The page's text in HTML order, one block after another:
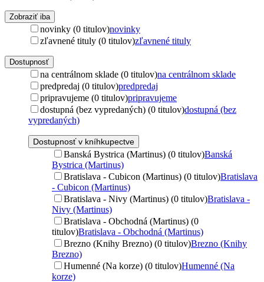
Zobraziť iba
novinky (0 titulov)novinky
zľavnené tituly (0 titulov)zľavnené tituly
Dostupnosť
na centrálnom sklade (0 titulov)na centrálnom sklade
predpredaj (0 titulov)predpredaj
pripravujeme (0 titulov)pripravujeme
dostupná (bez vypredaných) (0 titulov)dostupná (bez
vypredaných)
Dostupnosť v kníhkupectve
Banská Bystrica (Martinus) (0 titulov)Banská
Bystrica (Martinus)
Bratislava - Cubicon (Martinus) (0 titulov)Bratislava
- Cubicon (Martinus)
Bratislava - Nivy (Martinus) (0 titulov)Bratislava -
Nivy (Martinus)
Bratislava - Obchodná (Martinus) (0
titulov)Bratislava - Obchodná (Martinus)
Brezno (Knihy Brezno) (0 titulov)Brezno (Knihy
Brezno)
Humenné (Na korze) (0 titulov)Humenné (Na
korze)